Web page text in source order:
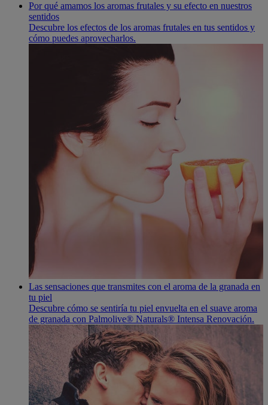
Por qué amamos los aromas frutales y su efecto en nuestros
sentidos
Descubre los efectos de los aromas frutales en tus sentidos y
cómo puedes aprovecharlos.
Las sensaciones que transmites con el aroma de la granada en
tu piel
Descubre cómo se sentiría tu piel envuelta en el suave aroma
de granada con Palmolive® Naturals® Intensa Renovación.